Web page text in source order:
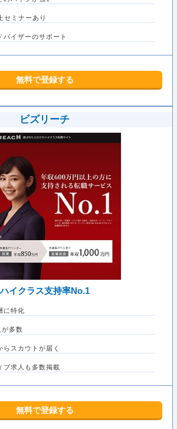
セミナーあり
バイザーのサポート
無料で登録する
ビズリーチ
ハイクラス支持率No.1
に特化
多数
スカウトが届く
ブ求人も多数掲載
無料で登録する